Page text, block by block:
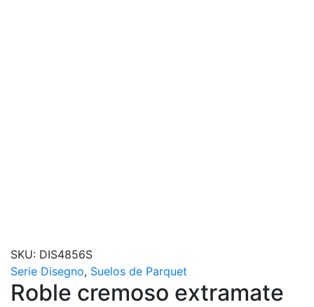
SKU: DIS4856S
Serie Disegno, Suelos de Parquet
Roble cremoso extramate